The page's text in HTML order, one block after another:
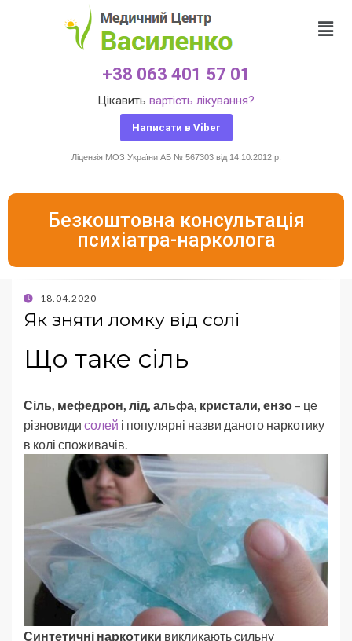
+38 063 401 57 01
Цікавить вартість лікування?
Написати в Viber
Ліцензія МОЗ України АБ № 567303 від 14.10.2012 р.
Безкоштовна консультація
психіатра-нарколога
18.04.2020
Як зняти ломку від солі
Що таке сіль
Сіль, мефедрон, лід, альфа, кристали, ензо – це
різновиди солей і популярні назви даного наркотику
в колі споживачів.
Синтетичні наркотики викликають сильну